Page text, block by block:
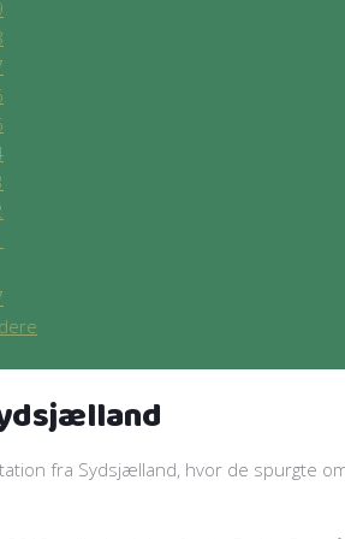
fra Sydsjælland, hvor de spurgte